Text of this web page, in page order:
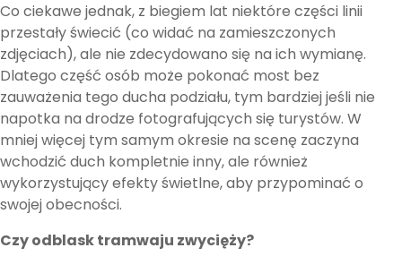
Co ciekawe jednak, z biegiem lat niektóre części linii
przestały świecić (co widać na zamieszczonych
zdjęciach), ale nie zdecydowano się na ich wymianę.
Dlatego część osób może pokonać most bez
zauważenia tego ducha podziału, tym bardziej jeśli nie
napotka na drodze fotografujących się turystów. W
mniej więcej tym samym okresie na scenę zaczyna
wchodzić duch kompletnie inny, ale również
wykorzystujący efekty świetlne, aby przypominać o
swojej obecności.
Czy odblask tramwaju zwycięży?